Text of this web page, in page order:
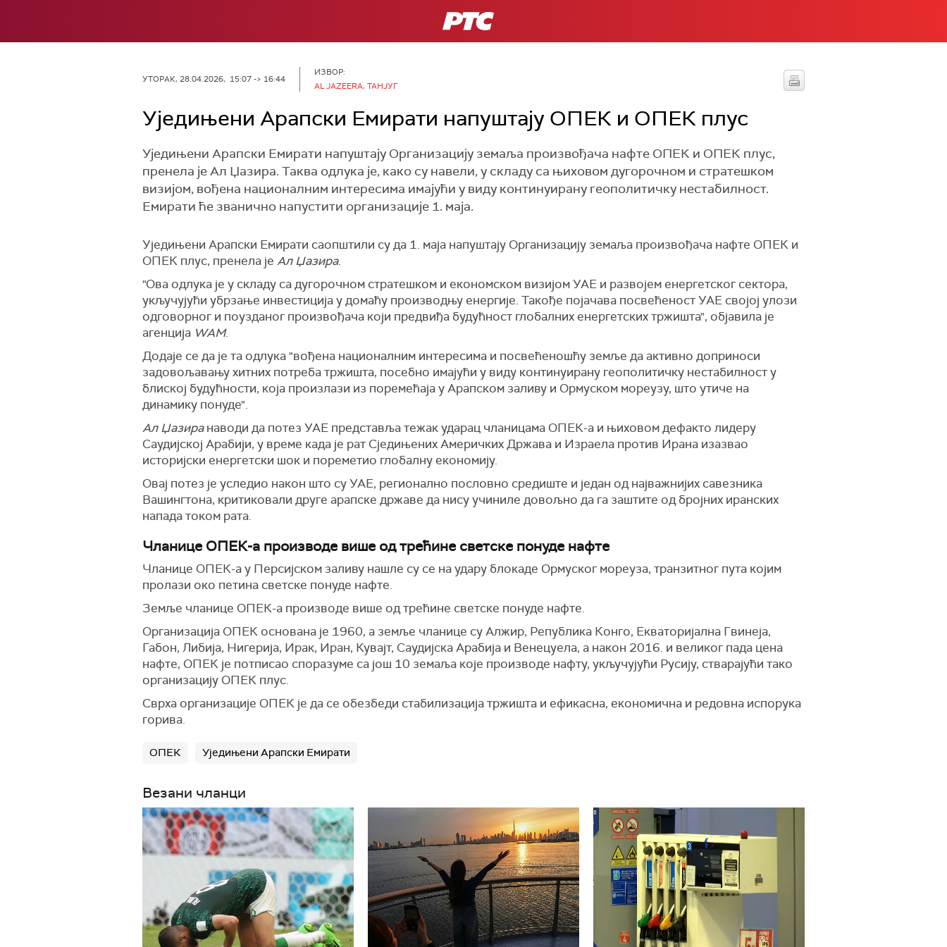
РТС
УТОРАК, 28.04.2026, 15:07 -> 16:44
ИЗВОР:
AL JAZEERA, ТАНЈУГ
Уједињени Арапски Емирати напуштају ОПЕК и ОПЕК плус
Уједињени Арапски Емирати напуштају Организацију земаља произвођача нафте ОПЕК и ОПЕК плус,
пренела је Ал Џазира. Таква одлука је, како су навели, у складу са њиховом дугорочном и стратешком
визијом, вођена националним интересима имајући у виду континуирану геополитичку нестабилност.
Емирати ће званично напустити организације 1. маја.
Уједињени Арапски Емирати саопштили су да 1. маја напуштају Организацију земаља произвођача нафте ОПЕК и
ОПЕК плус, пренела је Ал Џазира.
"Ова одлука је у складу са дугорочном стратешком и економском визијом УАЕ и развојем енергетског сектора,
укључујући убрзање инвестиција у домаћу производњу енергије. Такође појачава посвећеност УАЕ својој улози
одговорног и поузданог произвођача који предвиђа будућност глобалних енергетских тржишта", објавила је
агенција WAM.
Додаје се да је та одлука "вођена националним интересима и посвећеношћу земље да активно доприноси
задовољавању хитних потреба тржишта, посебно имајући у виду континуирану геополитичку нестабилност у
блиској будућности, која произлази из поремећаја у Арапском заливу и Ормуском мореузу, што утиче на
динамику понуде".
Ал Џазиранаводи да потез УАЕ представља тежак ударац чланицама ОПЕК-а и њиховом дефакто лидеру
Саудијској Арабији, у време када је рат Сједињених Америчких Држава и Израела против Ирана изазвао
историјски енергетски шок и пореметио глобалну економију.
Овај потез је уследио након што су УАЕ, регионално пословно средиште и један од најважнијих савезника
Вашингтона, критиковали друге арапске државе да нису учиниле довољно да га заштите од бројних иранских
напада током рата.
Чланице ОПЕК-а производе више од трећине светске понуде нафте
Чланице ОПЕК-а у Персијском заливу нашле су се на удару блокаде Ормуског мореуза, транзитног пута којим
пролази око петина светске понуде нафте.
Земље чланице ОПЕК-а производе више од трећине светске понуде нафте.
Организација ОПЕК основана је 1960, а земље чланице су Алжир, Република Конго, Екваторијална Гвинеја,
Габон, Либија, Нигерија, Ирак, Иран, Кувајт, Саудијска Арабија и Венецуела, а након 2016. и великог пада цена
нафте, ОПЕК је потписао споразуме са још 10 земаља које производе нафту, укључујући Русију, стварајући тако
организацију ОПЕК плус.
Сврха организације ОПЕК је да се обезбеди стабилизација тржишта и ефикасна, економична и редовна испорука
горива.
ОПЕК Уједињени Арапски Емирати
Везани чланци